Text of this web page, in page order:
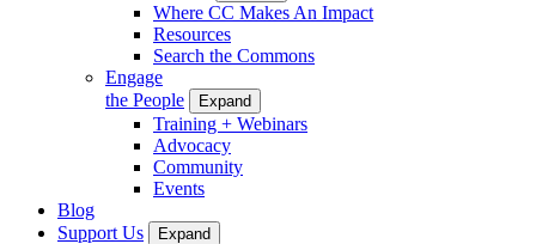
Where CC Makes An Impact
Resources
Search the Commons
Engage
the People
Expand
Training + Webinars
Advocacy
Community
Events
Blog
Support Us
Expand